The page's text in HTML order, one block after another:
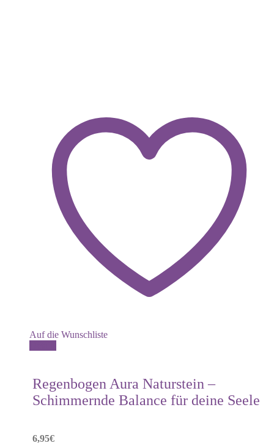
Auf die Wunschliste
Regenbogen Aura Naturstein –
Schimmernde Balance für deine Seele
6,95€